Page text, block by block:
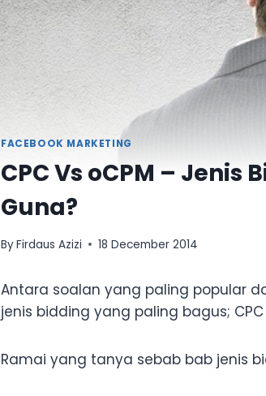
FACEBOOK MARKETING
CPC Vs oCPM –
Guna?
ByFirdaus Azizi 18 December 2014
Antara soalan yang paling popular
jenis bidding yang paling bagus; CPC
Ramai yang tanya sebab bab jenis